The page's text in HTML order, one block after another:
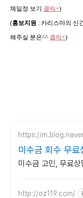
체일정 보기 클릭+)
(홍보지원 : 카리스마의 신
해주실 분은^^ 클릭+)
https://
미수금 회수 무료
미수금 고민, 무료
http://oz119.com/